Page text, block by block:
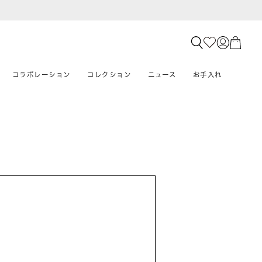
コラボレーション コレクション ニュース お手入れ